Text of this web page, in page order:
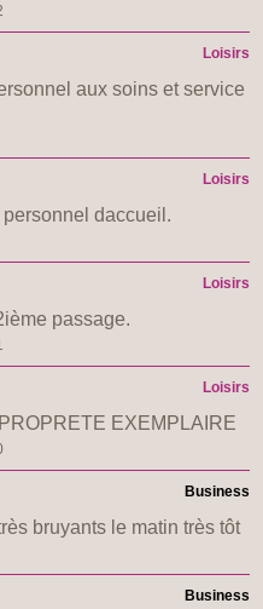
Loisirs
aux soins et service
Loisirs
daccueil.
Loisirs
passage.
Loisirs
EXEMPLAIRE
Business
bruyants le matin très tôt
Business